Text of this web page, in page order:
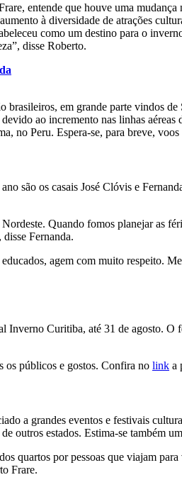
entende que houve uma
à diversidade de atrações
como um destino para o
disse Roberto.
brasileiros, em grande parte vindos
ao incremento nas linhas
no Peru. Espera-se, para breve,
são os casais José Clóvis e
Quando fomos planejar as
Fernanda.
agem com muito respeito.
Inverno Curitiba, até 31 de agosto.
os públicos e gostos. Confira no link a
a grandes eventos e festivais
outros estados. Estima-se também
quartos por pessoas que viajam
Frare.